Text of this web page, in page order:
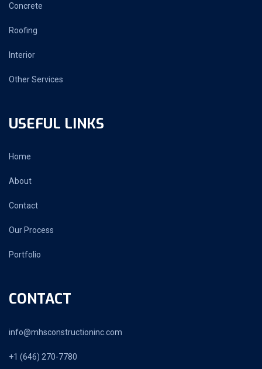
Concrete
Roofing
Interior
Other Services
USEFUL LINKS
Home
About
Contact
Our Process
Portfolio
CONTACT
info@mhsconstructioninc.com
+1 (646) 270-7780